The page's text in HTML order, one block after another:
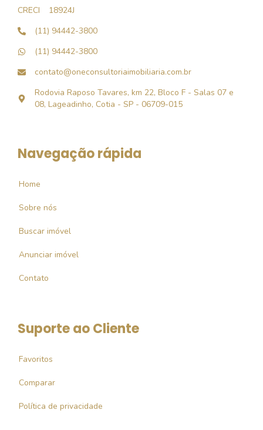
CRECI
18924J
(11) 94442-3800
(11) 94442-3800
contato@oneconsultoriaimobiliaria.com.br
Rodovia Raposo Tavares, km 22, Bloco F - Salas 07 e
08, Lageadinho, Cotia - SP - 06709-015
Navegação rápida
Home
Sobre nós
Buscar imóvel
Anunciar imóvel
Contato
Suporte ao Cliente
Favoritos
Comparar
Política de privacidade